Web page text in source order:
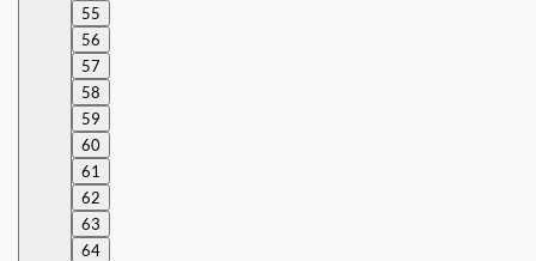
55
56
57
58
59
60
61
62
63
64